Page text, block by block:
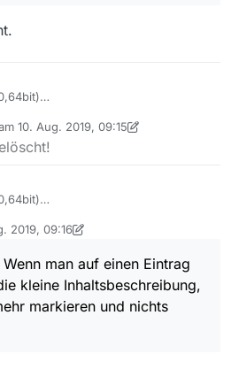
viel schnelleren Eindruck,
zwischenversionen ja extrem
eine Änderung in der 13.3
und nichts herauskopieren. Das
war)
10. Aug. 2019, 09:15
von blanick8. Okt. 2019, 11:17
viel schnelleren Eindruck,
die ganz alten geworden waren.
eine Änderung in der 13.3
einen Eintrag klickt, gibt es unten
die kann man nicht
und nichts herauskopieren. Das
Inhalt scheint disabled zu sein (was
war)
wieder zur alten Version
2019, 09:16
styroll 8. Okt. 2019, 11:17
man auf einen Eintrag
kleine Inhaltsbeschreibung,
markieren und nichts